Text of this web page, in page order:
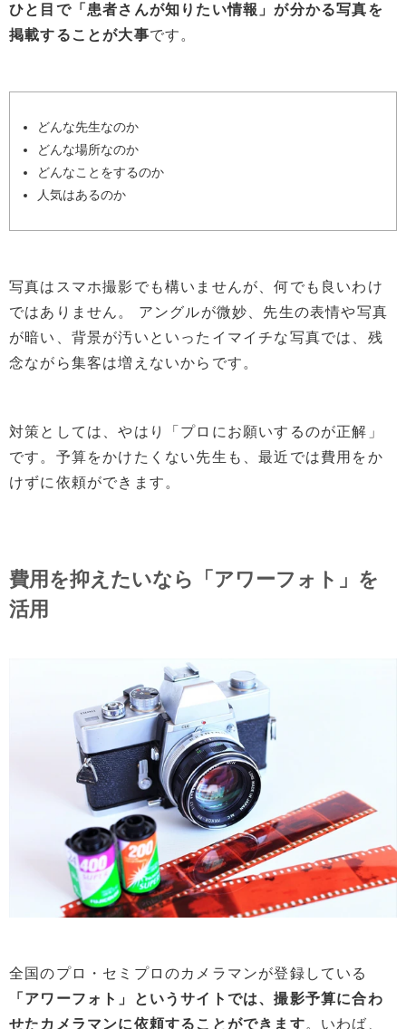
ひと目で「患者さんが知りたい情報」が分かる写真を
掲載することが大事です。
どんな先生なのか
どんな場所なのか
どんなことをするのか
人気はあるのか
写真はスマホ撮影でも構いませんが、何でも良いわけ
ではありません。 アングルが微妙、先生の表情や写真
が暗い、背景が汚いといったイマイチな写真では、残
念ながら集客は増えないからです。
対策としては、やはり「プロにお願いするのが正解」
です。予算をかけたくない先生も、最近では費用をか
けずに依頼ができます。
費用を抑えたいなら「アワーフォト」を
活用
全国のプロ・セミプロのカメラマンが登録している
「アワーフォト」というサイトでは、撮影予算に合わ
せたカメラマンに依頼することができます。いわば、